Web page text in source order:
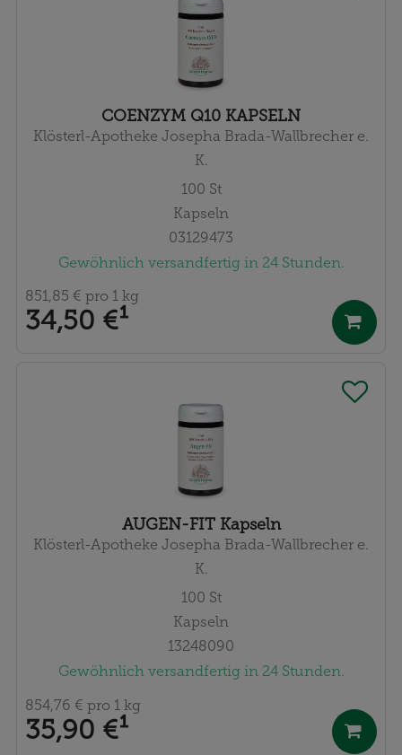
COENZYM Q10 KAPSELN
Klösterl-Apotheke Josepha Brada-Wallbrecher e.
K.
100 St
Kapseln
03129473
Gewöhnlich versandfertig in 24 Stunden.
34,50 €¹
851,85 € pro 1 kg
AUGEN-FIT Kapseln
Klösterl-Apotheke Josepha Brada-Wallbrecher e.
K.
100 St
Kapseln
13248090
Gewöhnlich versandfertig in 24 Stunden.
35,90 €¹
854,76 € pro 1 kg